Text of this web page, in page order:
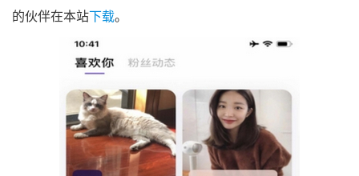
的伙伴在本站下载。